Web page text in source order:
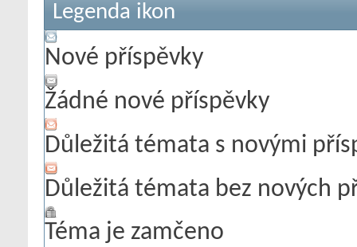
Legenda ikon
Nové příspěvky
Žádné nové příspěvky
Důležitá témata s novými
Důležitá témata bez nových
Téma je zamčeno